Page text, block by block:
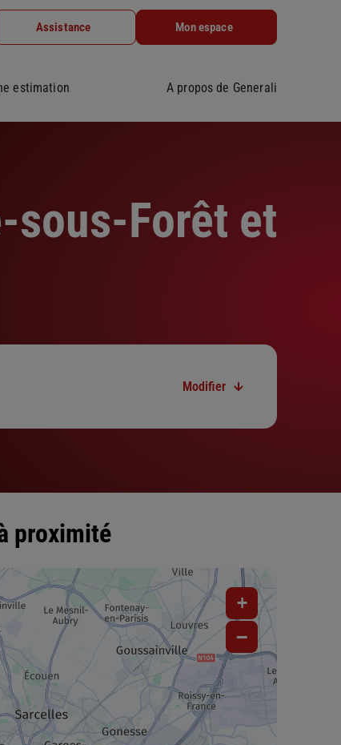
Assistance Mon espace
estimation A propos de Generali
sous-Forêt et
Modifier
proximité
+
−